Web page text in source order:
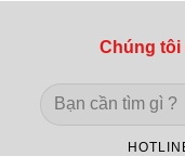
Chúng tôi
Search
for: